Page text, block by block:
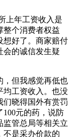
年工资收入是
整个消费者权益
想好了。商家赔付
会的诚信发生疑
但我感觉再低也
均工资收入。也没
们晓得国外有赏罚
元的药，说防
监管总局等相关立
不是采办价款的